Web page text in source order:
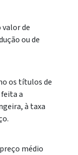
valor de
ou de
os títulos de
a
à taxa
médio